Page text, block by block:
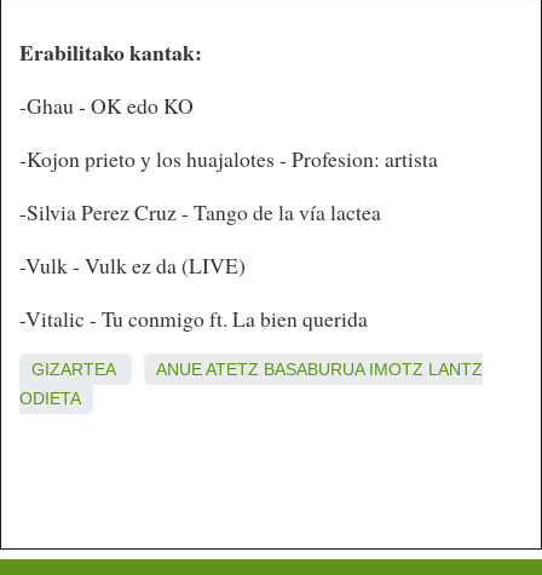
Erabilitako kantak:
-Ghau - OK edo KO
-Kojon prieto y los huajalotes - Profesion: artista
-Silvia Perez Cruz - Tango de la vía lactea
-Vulk - Vulk ez da (LIVE)
-Vitalic - Tu conmigo ft. La bien querida
GIZARTEA ANUEATETZ BASABURUA IMOTZ LANTZ
ODIETA